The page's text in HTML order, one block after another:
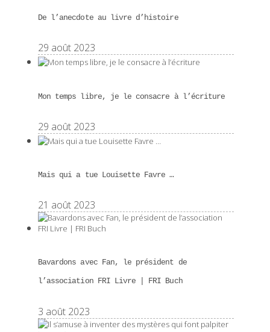
De l’anecdote au livre d’histoire
29 août 2023
Mon temps libre, je le consacre à l’écriture
29 août 2023
Mais qui a tue Louisette Favre …
21 août 2023
Bavardons avec Fan, le président de
l’association FRI Livre | FRI Buch
3 août 2023